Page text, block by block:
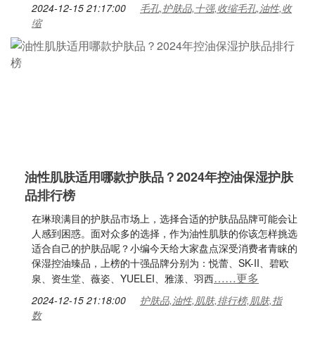
2024-12-15 21:17:00
毛孔,护肤品,十强,收缩毛孔,油性,收
缩
油性肌肤适用哪款护肤品？2024年控油保湿护肤
品排行榜
在琳琅满目的护肤品市场上，选择合适的护肤品品牌可能会让
人感到困惑。面对众多的选择，作为油性肌肤的你该怎样挑选
适合自己的护肤品呢？小编今天给大家盘点深受消费者青睐的
保湿控油臻品，上榜的十强品牌分别为：悦蕾、SK-II、碧欧
泉、资生堂、薇姿、YUELEI、雅漾、羽西……更多
2024-12-15 21:18:00
护肤品,油性,肌肤,排行榜,肌肤,指
数